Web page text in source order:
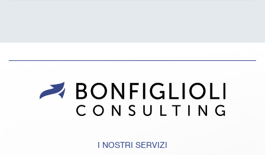
I NOSTRI SERVIZI